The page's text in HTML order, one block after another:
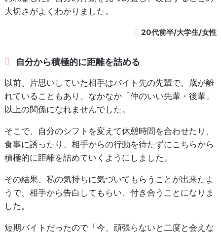
大切さがよくわかりました。
20代前半/大学生/女性
自分から積極的に距離を詰める
以前、片思いしていた相手はバイト先の先輩で、歳が離
れていることもあり、なかなか「仲のいい先輩・後輩」
以上の関係になれませんでした。
そこで、自分のシフトを変えて休憩時間を合わせたり、
食事に誘ったり、相手からの行動を待たずにこちらから
積極的に距離を詰めていくようにしました。
その結果、私の気持ちに気づいてもらうことが出来たよ
うで、相手から告白してもらい、付き合うことになりま
した。
短期バイトだったので「今、頑張らないと二度と会えな